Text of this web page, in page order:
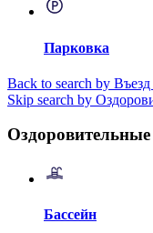
Парковка
Back to search by
Skip search by
Бассейн